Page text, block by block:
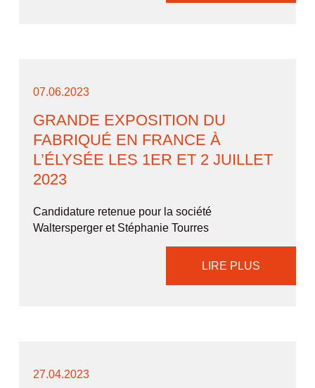
07.06.2023
GRANDE EXPOSITION DU
FABRIQUÉ EN FRANCE À
L’ÉLYSÉE LES 1ER ET 2 JUILLET
2023
Candidature retenue pour la société
Waltersperger et Stéphanie Tourres
LIRE PLUS
27.04.2023